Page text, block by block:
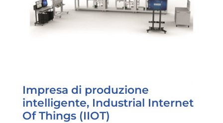
Impresa di produzione
intelligente, Industrial Internet
Of Things (IIOT)